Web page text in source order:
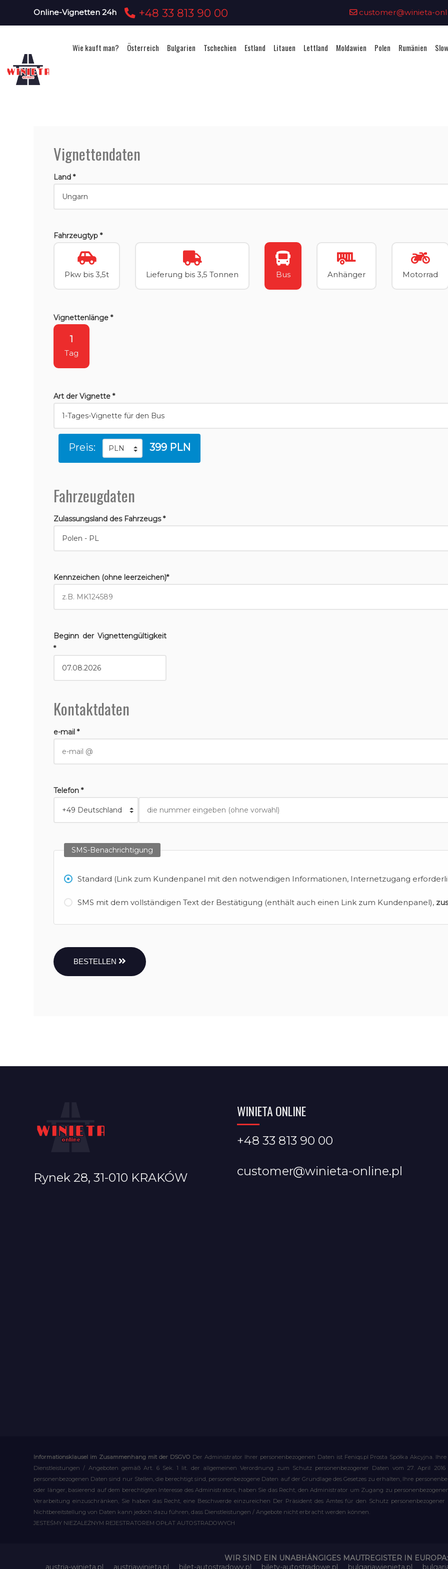
Online-Vignetten 24h +48 33 813 90 00 customer@winieta-
Wie kauft man? Österreich Bulgarien Tschechien Estland Litauen Lettland Moldawien Polen Rumänien
Vignettendaten
Land *
Fahrzeugtyp *
Pkw bis 3,5t Lieferung bis 3,5 Tonnen Bus Anhänger Motorrad
Vignettenlänge *
1
Tag
Art der Vignette *
Preis: 399 PLN
Fahrzeugdaten
Zulassungsland des Fahrzeugs *
Kennzeichen (ohne leerzeichen)*
Beginn der Vignettengültigkeit
*
Kontaktdaten
e-mail *
Telefon *
SMS-Benachrichtigung
Standard (Link zum Kundenpanel mit den notwendigen Informationen, Internetzugang
SMS mit dem vollständigen Text der Bestätigung (enthält auch einen Link zum Kundenpanel),
BESTELLEN
Rynek 28, 31-010 KRAKÓW
WINIETA ONLINE
+48 33 813 90 00
customer@winieta-online.pl
Informationsklausel im Zusammenhang mit der DSGVO Der Administrator Ihrer personenbezogenen Daten ist Feniqs.pl Prosta Spółka Akcyjna.
Dienstleistungen / Angeboten gemäß Art. 6 Sek. 1 lit. der allgemeinen Verordnung zum Schutz personenbezogener Daten vom 27. April
personenbezogenen Daten sind nur Stellen, die berechtigt sind, personenbezogene Daten auf der Grundlage des Gesetzes zu erhalten, Ihre
oder länger, basierend auf dem berechtigten Interesse des Administrators, haben Sie das Recht, den Administrator um Zugang zu
Verarbeitung einzuschränken, Sie haben das Recht, eine Beschwerde einzureichen Der Präsident des Amtes für den Schutz
Nichtbereitstellung von Daten kann jedoch dazu führen, dass Dienstleistungen / Angebote nicht erbracht werden können.
JESTEŚMY NIEZALEŻNYM REJESTRATOREM OPŁAT AUTOSTRADOWYCH
WIR SIND EIN UNABHÄNGIGES MAUTREGISTER IN EUROPA:
austria-winieta.pl
austriawinieta.pl bilet-autostradowy.pl bilety-autostradowe.pl bulgariawienieta.pl